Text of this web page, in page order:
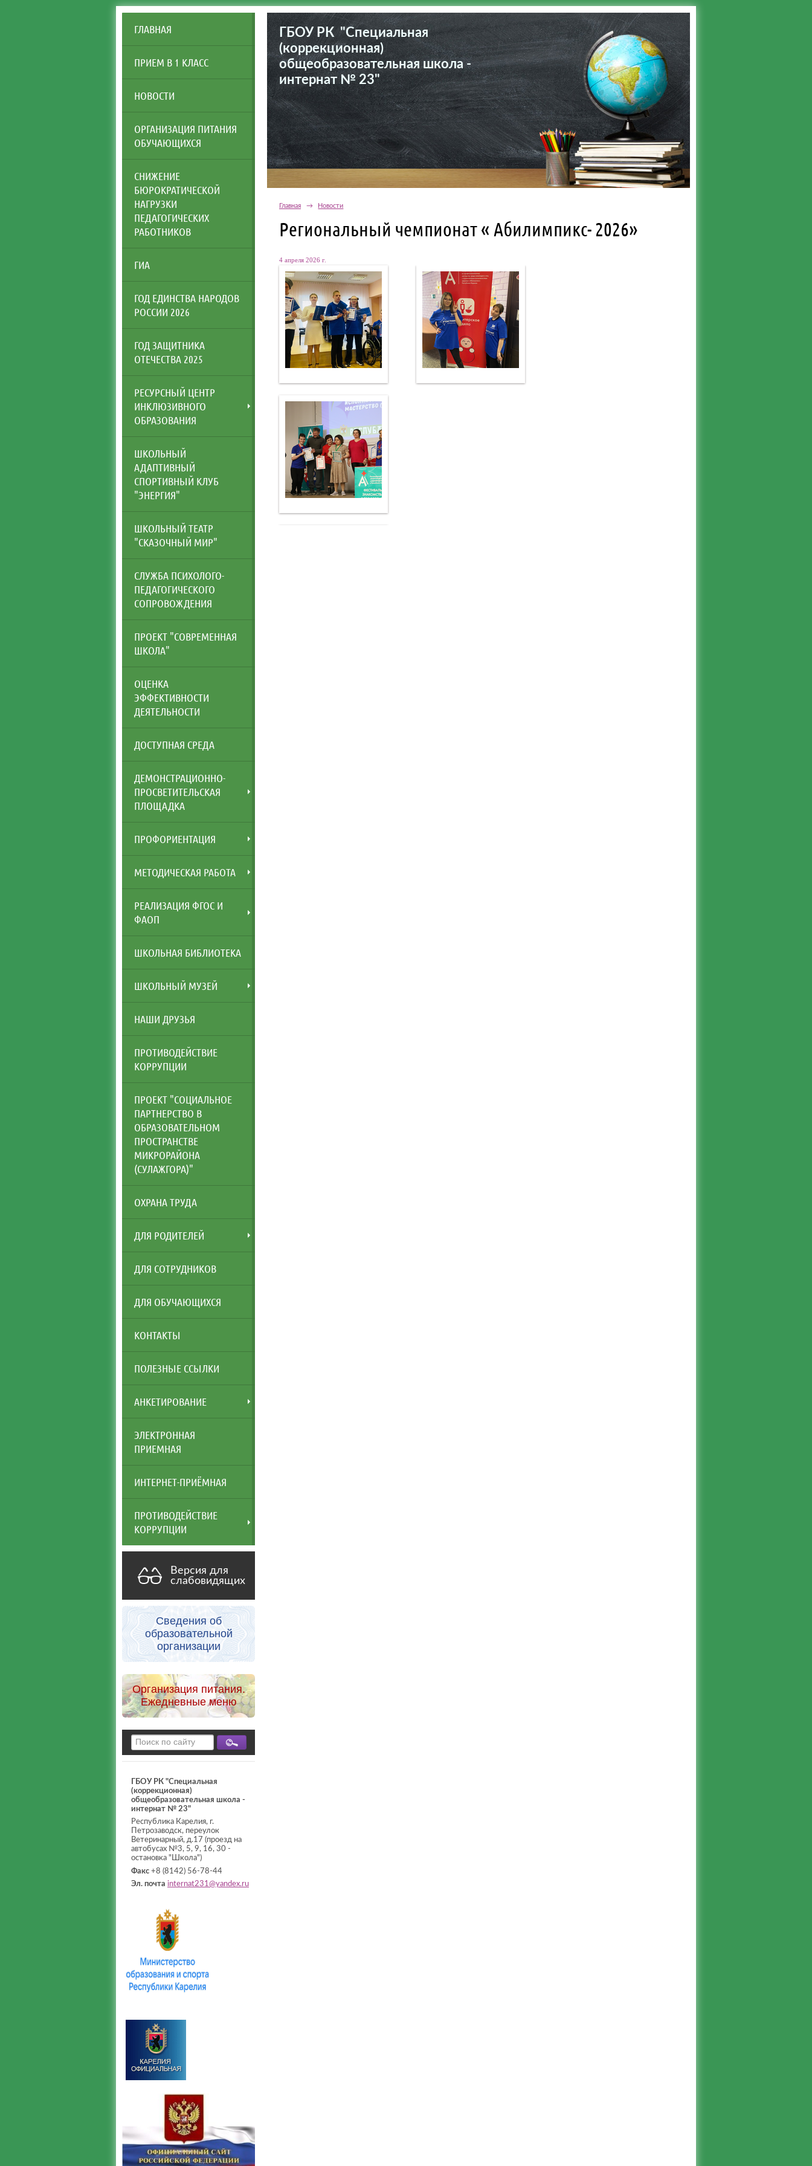
ГЛАВНАЯ
ПРИЕМ В 1 КЛАСС
НОВОСТИ
ОРГАНИЗАЦИЯ ПИТАНИЯ
ОБУЧАЮЩИХСЯ
СНИЖЕНИЕ
БЮРОКРАТИЧЕСКОЙ
НАГРУЗКИ
ПЕДАГОГИЧЕСКИХ
РАБОТНИКОВ
ГИА
ГОД ЕДИНСТВА НАРОДОВ
РОССИИ 2026
ГОД ЗАЩИТНИКА
ОТЕЧЕСТВА 2025
РЕСУРСНЫЙ ЦЕНТР
ИНКЛЮЗИВНОГО
ОБРАЗОВАНИЯ
ШКОЛЬНЫЙ
АДАПТИВНЫЙ
СПОРТИВНЫЙ КЛУБ
"ЭНЕРГИЯ"
ШКОЛЬНЫЙ ТЕАТР
"СКАЗОЧНЫЙ МИР"
СЛУЖБА ПСИХОЛОГО-
ПЕДАГОГИЧЕСКОГО
СОПРОВОЖДЕНИЯ
ПРОЕКТ "СОВРЕМЕННАЯ
ШКОЛА"
ОЦЕНКА
ЭФФЕКТИВНОСТИ
ДЕЯТЕЛЬНОСТИ
ДОСТУПНАЯ СРЕДА
ДЕМОНСТРАЦИОННО-
ПРОСВЕТИТЕЛЬСКАЯ
ПЛОЩАДКА
ПРОФОРИЕНТАЦИЯ
МЕТОДИЧЕСКАЯ РАБОТА
РЕАЛИЗАЦИЯ ФГОС И
ФАОП
ШКОЛЬНАЯ БИБЛИОТЕКА
ШКОЛЬНЫЙ МУЗЕЙ
НАШИ ДРУЗЬЯ
ПРОТИВОДЕЙСТВИЕ
КОРРУПЦИИ
ПРОЕКТ "СОЦИАЛЬНОЕ
ПАРТНЕРСТВО В
ОБРАЗОВАТЕЛЬНОМ
ПРОСТРАНСТВЕ
МИКРОРАЙОНА
(СУЛАЖГОРА)"
ОХРАНА ТРУДА
ДЛЯ РОДИТЕЛЕЙ
ДЛЯ СОТРУДНИКОВ
ДЛЯ ОБУЧАЮЩИХСЯ
КОНТАКТЫ
ПОЛЕЗНЫЕ ССЫЛКИ
АНКЕТИРОВАНИЕ
ЭЛЕКТРОННАЯ
ПРИЕМНАЯ
ИНТЕРНЕТ-ПРИЁМНАЯ
ПРОТИВОДЕЙСТВИЕ
КОРРУПЦИИ
Версия для
слабовидящих
Сведения об
образовательной
организации
Организация питания.
Ежедневные меню
ГБОУ РК "Специальная
(коррекционная)
общеобразовательная школа -
интернат № 23"
Республика Карелия, г.
Петрозаводск, переулок
Ветеринарный, д.17 (проезд на
автобусах №3, 5, 9, 16, 30 -
остановка "Школа")
Факс +8 (8142) 56-78-44
Эл. почта internat231@yandex.ru
ГБОУ РК "Специальная
(коррекционная)
общеобразовательная школа -
интернат № 23"
Главная → Новости
Региональный чемпионат « Абилимпикс- 2026»
4 апреля 2026 г.